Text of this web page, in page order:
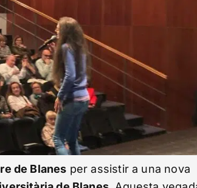
de Blanes per assistir a una nova